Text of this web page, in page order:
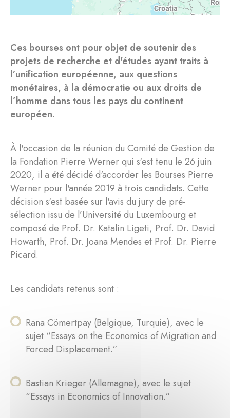
Ces bourses ont pour objet de soutenir des
projets de recherche et d'études ayant traits à
l’unification européenne, aux questions
monétaires, à la démocratie ou aux droits de
l’homme dans tous les pays du continent
européen.
À l'occasion de la réunion du Comité de Gestion de
la Fondation Pierre Werner qui s'est tenu le 26 juin
2020, il a été décidé d'accorder les Bourses Pierre
Werner pour l'année 2019 à trois candidats. Cette
décision s'est basée sur l'avis du jury de pré-
sélection issu de l’Université du Luxembourg et
composé de Prof. Dr. Katalin Ligeti, Prof. Dr. David
Howarth, Prof. Dr. Joana Mendes et Prof. Dr. Pierre
Picard.
Les candidats retenus sont :
Rana Cömertpay (Belgique, Turquie), avec le
sujet “Essays on the Economics of Migration and
Forced Displacement.”
Bastian Krieger (Allemagne), avec le sujet
“Essays in Economics of Innovation.”